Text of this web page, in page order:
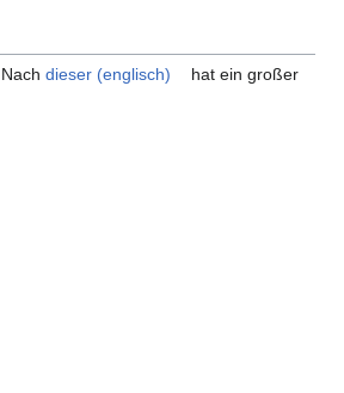
. Nachdieser (englisch)
hat ein großer